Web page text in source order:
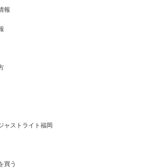
報
ャストライト福岡
買う